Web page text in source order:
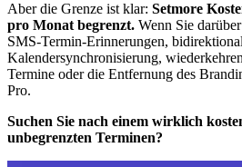
Aber die Grenze ist klar: Setmore
pro Monat begrenzt. Wenn Sie
SMS-Termin-Erinnerungen,
Kalendersynchronisierung,
Termine oder die Entfernung des
Pro.
Suchen Sie nach einem wirklich
unbegrenzten Terminen?